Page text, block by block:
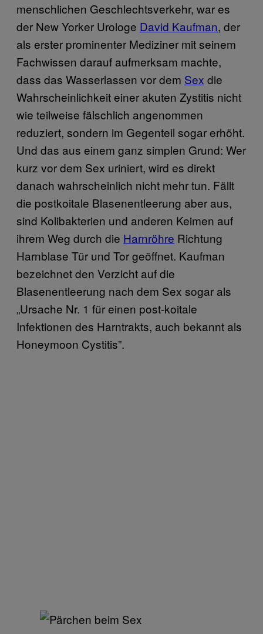
menschlichen Geschlechtsverkehr, war es
der New Yorker Urologe David Kaufman, der
als erster prominenter Mediziner mit seinem
Fachwissen darauf aufmerksam machte,
dass das Wasserlassen vor dem Sex die
Wahrscheinlichkeit einer akuten Zystitis nicht
wie teilweise fälschlich angenommen
reduziert, sondern im Gegenteil sogar erhöht.
Und das aus einem ganz simplen Grund: Wer
kurz vor dem Sex uriniert, wird es direkt
danach wahrscheinlich nicht mehr tun. Fällt
die postkoitale Blasenentleerung aber aus,
sind Kolibakterien und anderen Keimen auf
ihrem Weg durch die Harnröhre Richtung
Harnblase Tür und Tor geöffnet. Kaufman
bezeichnet den Verzicht auf die
Blasenentleerung nach dem Sex sogar als
„Ursache Nr. 1 für einen post-koitale
Infektionen des Harntrakts, auch bekannt als
Honeymoon Cystitis”.